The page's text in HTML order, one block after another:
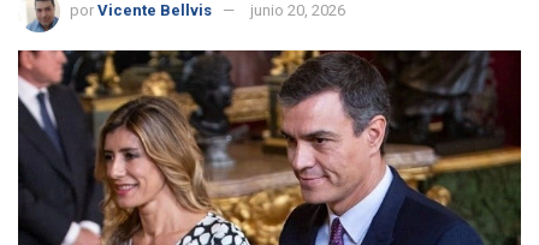
por Vicente Bellvis junio 20, 2026